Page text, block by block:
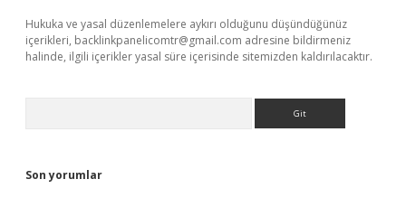
Hukuka ve yasal düzenlemelere aykırı olduğunu düşündüğünüz
içerikleri, backlinkpanelicomtr@gmail.com adresine bildirmeniz
halinde, ilgili içerikler yasal süre içerisinde sitemizden kaldırılacaktır.
Son yorumlar